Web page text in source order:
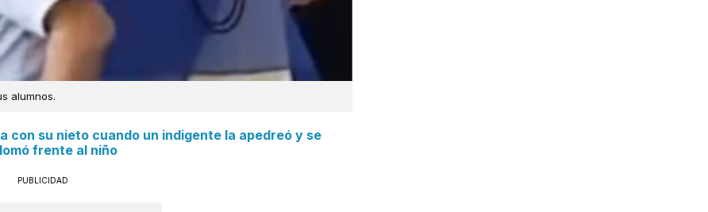
alumnos.
con su nieto cuando un indigente la apedreó y se
frente al niño
PUBLICIDAD